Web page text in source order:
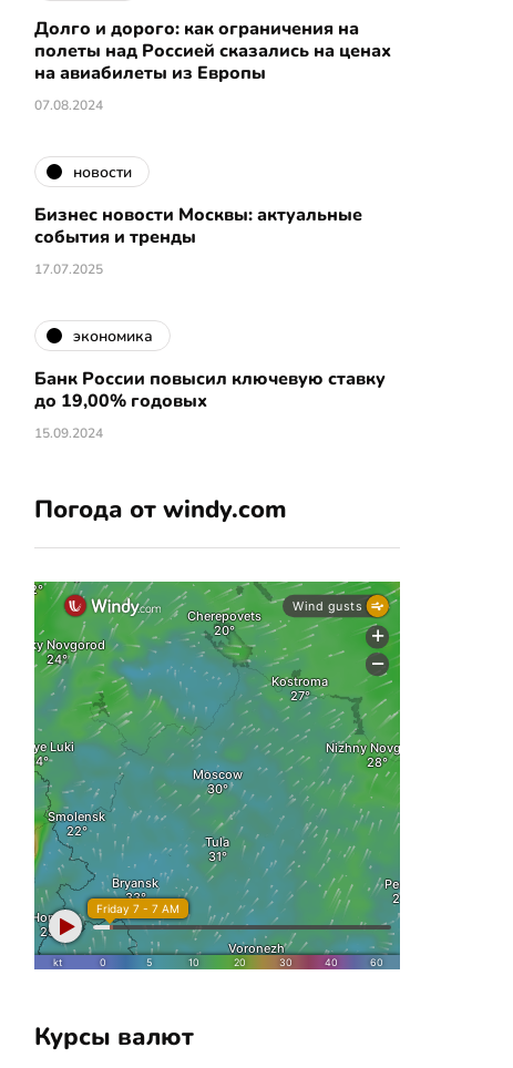
Долго и дорого: как ограничения на
полеты над Россией сказались на ценах
на авиабилеты из Европы
07.08.2024
новости
Бизнес новости Москвы: актуальные
события и тренды
17.07.2025
экономика
Банк России повысил ключевую ставку
до 19,00% годовых
15.09.2024
Погода от windy.com
Курсы валют